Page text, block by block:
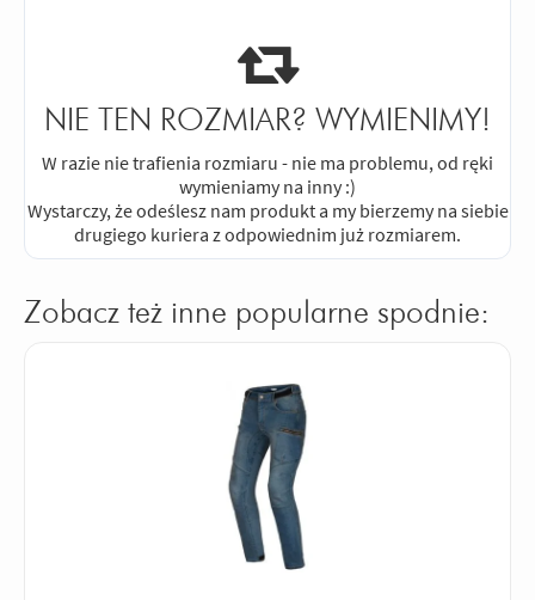
NIE TEN ROZMIAR? WYMIENIMY!
W razie nie trafienia rozmiaru - nie ma problemu, od ręki
wymieniamy na inny :)
Wystarczy, że odeślesz nam produkt a my bierzemy na siebie
drugiego kuriera z odpowiednim już rozmiarem.
Zobacz też inne popularne spodnie: